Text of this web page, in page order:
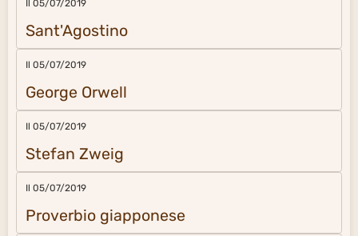
Il 05/07/2019
Sant'Agostino
Il 05/07/2019
George Orwell
Il 05/07/2019
Stefan Zweig
Il 05/07/2019
Proverbio giapponese